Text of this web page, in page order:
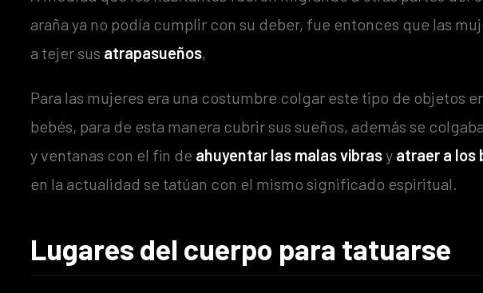
araña ya no podía cumplir con su deber, fue entonces que las
a tejer sus atrapasueños,
Para las mujeres era una costumbre colgar este tipo de objetos
bebés, para de esta manera cubrir sus sueños, además se
y ventanas con el fin de ahuyentar las malas vibrasy atraer a los
en la actualidad se tatúan con el mismo significado espiritual.
Lugares del cuerpo para tatuarse